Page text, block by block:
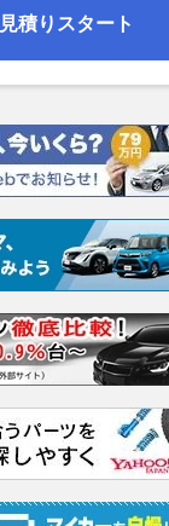
2.4 S
見積りスタート